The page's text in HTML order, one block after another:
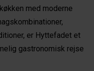
med moderne
er Hyttefadet et
gastronomisk rejse